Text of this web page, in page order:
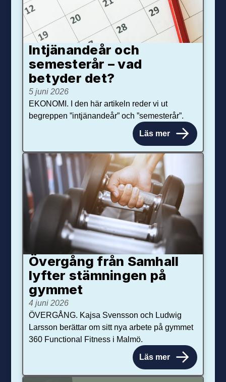
Intjänandeår och
semesterår – vad
betyder det?
5 juni 2026
EKONOMI. I den här artikeln reder vi ut
begreppen ”intjänandeår” och ”semesterår”.
Läs mer
Övergång från Samhall
lyfter stämningen på
gymmet
4 juni 2026
ÖVERGÅNG. Kajsa Svensson och Ludwig
Larsson berättar om sitt nya arbete på gymmet
360 Functional Fitness i Malmö.
Läs mer